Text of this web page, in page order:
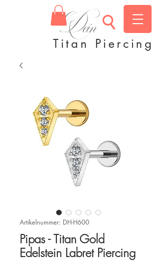
Titan Piercing
Dein
Artikelnummer: DH-H600
Pipas - Titan Gold
Edelstein Labret Piercing